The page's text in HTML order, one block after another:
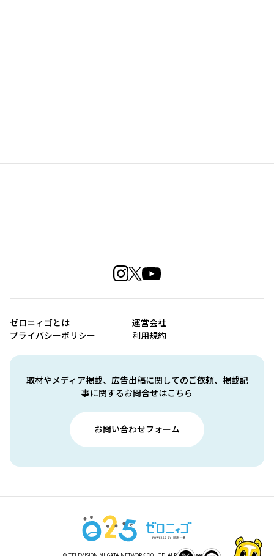
取材やメディア掲載、広告出稿に関してのご依頼、掲載記
事に関するお問合せはこちら
お問い合わせフォーム
ゼロニィゴとは
運営会社
プライバシーポリシー
利用規約